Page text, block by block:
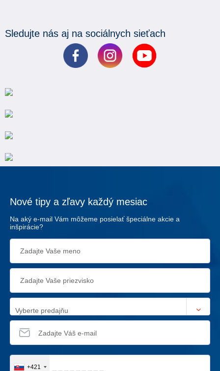
Sledujte nás aj na sociálnych sieťach
Nové tipy a zľavy každý mesiac
Na aký e-mail Vám môžeme posielať špeciálne akcie a
inšpirácie?
Vyberte predajňu
+421